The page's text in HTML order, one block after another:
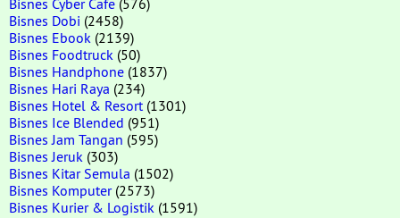
Bisnes Dobi (2458)
Bisnes Ebook (2139)
Bisnes Foodtruck (50)
Bisnes Handphone (1837)
Bisnes Hari Raya (234)
Bisnes Hotel & Resort (1301)
Bisnes Ice Blended (951)
Bisnes Jam Tangan (595)
Bisnes Jeruk (303)
Bisnes Kitar Semula (1502)
Bisnes Komputer(2573)
Bisnes Kurier & Logistik (1591)